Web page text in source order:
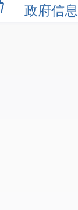
政府信息